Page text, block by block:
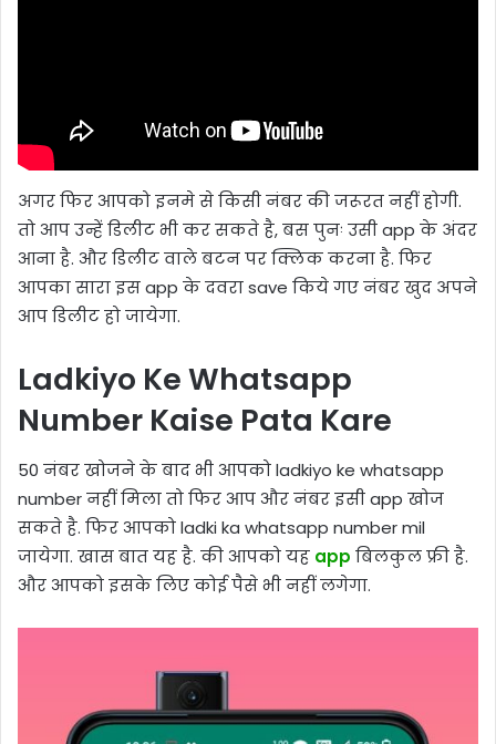
अगर फिर आपको इनमे से किसी नंबर की जरूरत नहीं होगी.
तो आप उन्हें डिलीट भी कर सकते है, बस पुनः उसी app के अंदर
आना है. और डिलीट वाले बटन पर क्लिक करना है. फिर
आपका सारा इस app के दवरा save किये गए नंबर खुद अपने
आप डिलीट हो जायेगा.
Ladkiyo Ke Whatsapp
Number Kaise Pata Kare
50 नंबर खोजने के बाद भी आपको ladkiyo ke whatsapp
number नहीं मिला तो फिर आप और नंबर इसी app खोज
सकते है. फिर आपको ladki ka whatsapp number mil
जायेगा. खास बात यह है. की आपको यह app बिलकुल फ्री है.
और आपको इसके लिए कोई पैसे भी नहीं लगेगा.